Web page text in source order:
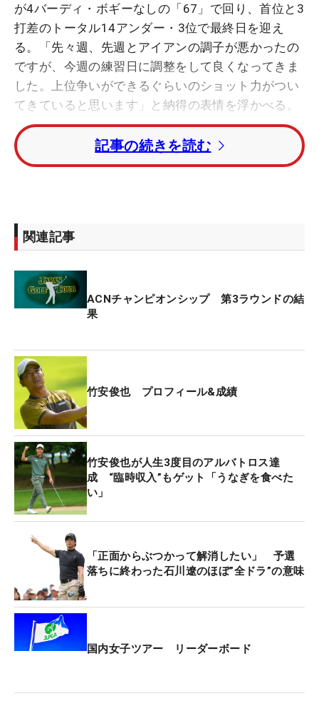
が4バーディ・ボギーなしの「67」で回り、首位と3
打差のトータル14アンダー・3位で最終日を迎え
る。「先々週、先週とアイアンの調子が悪かったの
ですが、今週の練習日に調整をして良くなってきま
した。上位争いができるぐらいのショット力がつい
てきていると思います」と納得の表情を浮かべる。
その調整で気をつけたことがある。「まっすぐの球
を練習していましたが、スライスを打ったりフック
で、ボールをコントロールすることができるように
なり、スコアにも結びついた。
ホールアウト後には、大会を放送する関西テレビの
中継アンバサダーに就任した、関西発の7人組アイ
ドルグループ「WEST.」の濱田崇裕さんからインタ
ルフをやっていると聞いたので、1回どんなものな
のか見てみたい（笑）」と、報道陣を笑わせた。
そのインタビューでは、スライスとフックを交互に
打つ練習を伝授。「腰の低い、めっちゃいい人やな
って思いました。すごく下から話してくれたので。
機会があれば、一緒にプレーしてみたいですね」
と、交流を深めることもできた。
最終日は、妻が実家のある青森県から息子さん2人
を連れて応援に駆け付ける予定。さらに、来週の12
日には32歳の誕生日を迎える。「自分のゴルフをで
きる自信があるので優勝争いを楽しみながらできる
と思います。優勝してみんなで家族写真を撮るのが
すごく夢ですね。それはやってみたいです」。青写
真のイメージはバッチリだ。（文・神吉孝昌）
記事の続きを読む
関連記事
ACNチャンピオンシップ 第3ラウンドの結
果
竹安俊也 プロフィール&成績
竹安俊也が人生3度目のアルバトロス達
成 “臨時収入”もゲット「うなぎを食べた
い」
「正面からぶつかって解消したい」 予選
落ちに終わった石川遼のほぼ”全ドラ”の意味
国内女子ツアー リーダーボード